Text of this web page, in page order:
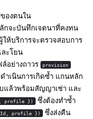
ของตนใน
จะบันทึกเจตนาที่คงทน
ห้บริการจะตรวจสอบการ
ะโยน
อย่างถาวร provision
ำเนินการเกิดซ้ำ แกนหลัก
แล้วพร้อมสัญญาเช่า และ
profile }) ซึ่งต้องทำซ้ำ
profile }) ซึ่งส่งคืน